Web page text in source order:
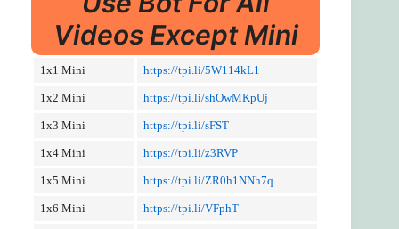
Videos Except Mini
1x1 Mini https://tpi.li/5W114kL1
1x2 Mini https://tpi.li/shOwMKpUj
1x3 Mini https://tpi.li/sFST
1x4 Mini https://tpi.li/z3RVP
1x5 Mini https://tpi.li/ZR0h1NNh7q
1x6 Mini https://tpi.li/VFphT